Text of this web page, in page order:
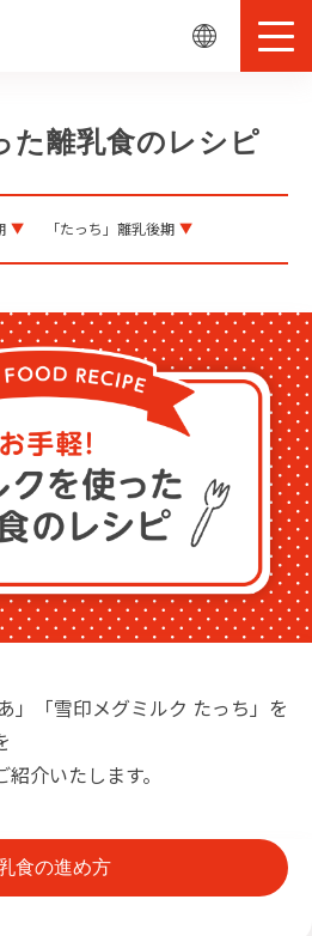
た離乳食のレシピ
「たっち」離乳後期
」「雪印メグミルク たっち」を
介いたします。
食の進め方